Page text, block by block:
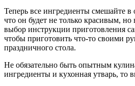
Теперь все ингредиенты смешайте
что он будет не только красивым,
выбор инструкции приготовления
чтобы приготовить что-то своими
праздничного стола.
Не обязательно быть опытным
ингредиенты и кухонная утварь, то